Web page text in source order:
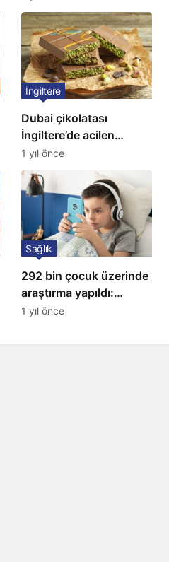
ekimi gerekiyor
Dubai çikolatası
İngiltere’de acilen
toplatılıyor
İngiltere
1 yıl önce
292 bin çocuk üzerinde
araştırma yapıldı:
Uzmanlardan ailelere
Sağlık
1 yıl önce